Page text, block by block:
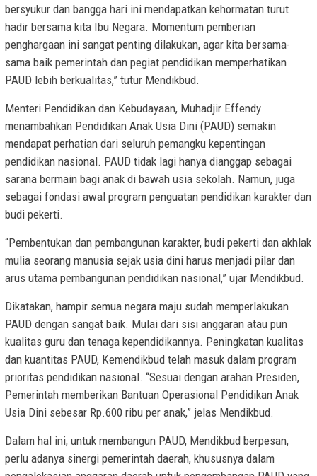
bersyukur dan bangga hari ini mendapatkan kehormatan turut
hadir bersama kita Ibu Negara. Momentum pemberian
penghargaan ini sangat penting dilakukan, agar kita bersama-
sama baik pemerintah dan pegiat pendidikan memperhatikan
PAUD lebih berkualitas,” tutur Mendikbud.
Menteri Pendidikan dan Kebudayaan, Muhadjir Effendy
menambahkan Pendidikan Anak Usia Dini (PAUD) semakin
mendapat perhatian dari seluruh pemangku kepentingan
pendidikan nasional. PAUD tidak lagi hanya dianggap sebagai
sarana bermain bagi anak di bawah usia sekolah. Namun, juga
sebagai fondasi awal program penguatan pendidikan karakter dan
budi pekerti.
“Pembentukan dan pembangunan karakter, budi pekerti dan akhlak
mulia seorang manusia sejak usia dini harus menjadi pilar dan
arus utama pembangunan pendidikan nasional,” ujar Mendikbud.
Dikatakan, hampir semua negara maju sudah memperlakukan
PAUD dengan sangat baik. Mulai dari sisi anggaran atau pun
kualitas guru dan tenaga kependidikannya. Peningkatan kualitas
dan kuantitas PAUD, Kemendikbud telah masuk dalam program
prioritas pendidikan nasional. “Sesuai dengan arahan Presiden,
Pemerintah memberikan Bantuan Operasional Pendidikan Anak
Usia Dini sebesar Rp.600 ribu per anak,” jelas Mendikbud.
Dalam hal ini, untuk membangun PAUD, Mendikbud berpesan,
perlu adanya sinergi pemerintah daerah, khususnya dalam